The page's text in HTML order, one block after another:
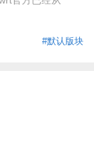
#默认版块